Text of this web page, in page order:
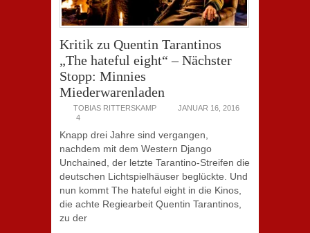
Kritik zu Quentin Tarantinos
„The hateful eight“ – Nächster
Stopp: Minnies
Miederwarenladen
TOBIAS RITTERSKAMP
JANUAR 16, 2016
4
Knapp drei Jahre sind vergangen,
nachdem mit dem Western Django
Unchained, der letzte Tarantino-Streifen die
deutschen Lichtspielhäuser beglückte. Und
nun kommt The hateful eight in die Kinos,
die achte Regiearbeit Quentin Tarantinos,
zu der